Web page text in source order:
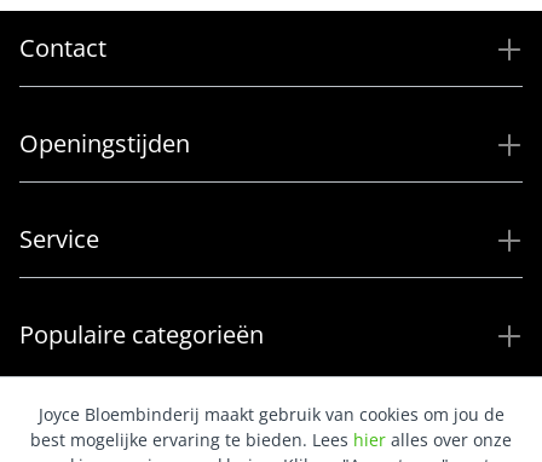
Contact
Openingstijden
Service
Populaire categorieën
Joyce Bloembinderij maakt gebruik van cookies om jou de
best mogelijke ervaring te bieden. Lees hier alles over onze